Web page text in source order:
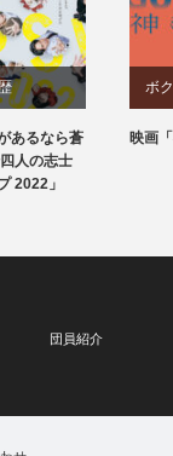
あるなら蒼
人の志士
2022」
ボ
映画
団員紹介